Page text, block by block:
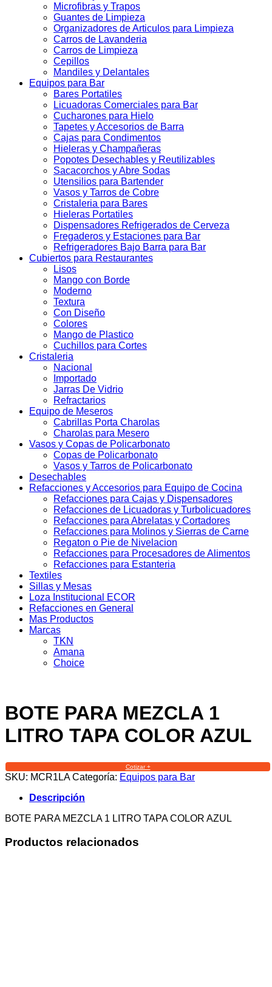
Microfibras y Trapos
Guantes de Limpieza
Organizadores de Articulos para Limpieza
Carros de Lavanderia
Carros de Limpieza
Cepillos
Mandiles y Delantales
Equipos para Bar
Bares Portatiles
Licuadoras Comerciales para Bar
Cucharones para Hielo
Tapetes y Accesorios de Barra
Cajas para Condimentos
Hieleras y Champañeras
Popotes Desechables y Reutilizables
Sacacorchos y Abre Sodas
Utensilios para Bartender
Vasos y Tarros de Cobre
Cristaleria para Bares
Hieleras Portatiles
Dispensadores Refrigerados de Cerveza
Fregaderos y Estaciones para Bar
Refrigeradores Bajo Barra para Bar
Cubiertos para Restaurantes
Lisos
Mango con Borde
Moderno
Textura
Con Diseño
Colores
Mango de Plastico
Cuchillos para Cortes
Cristaleria
Nacional
Importado
Jarras De Vidrio
Refractarios
Equipo de Meseros
Cabrillas Porta Charolas
Charolas para Mesero
Vasos y Copas de Policarbonato
Copas de Policarbonato
Vasos y Tarros de Policarbonato
Desechables
Refacciones y Accesorios para Equipo de Cocina
Refacciones para Cajas y Dispensadores
Refacciones de Licuadoras y Turbolicuadores
Refacciones para Abrelatas y Cortadores
Refacciones para Molinos y Sierras de Carne
Regaton o Pie de Nivelacion
Refacciones para Procesadores de Alimentos
Refacciones para Estanteria
Textiles
Sillas y Mesas
Loza Institucional ECOR
Refacciones en General
Mas Productos
Marcas
TKN
Amana
Choice
BOTE PARA MEZCLA 1
LITRO TAPA COLOR AZUL
Cotizar +
SKU: MCR1LA Categoría: Equipos para Bar
Descripción
BOTE PARA MEZCLA 1 LITRO TAPA COLOR AZUL
Productos relacionados